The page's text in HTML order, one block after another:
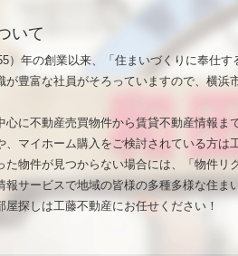
いて
）年の創業以来、「住まいづくりに奉仕
が豊富な社員がそろっていますので、横
に不動産売買物件から賃貸不動産情報ま
マイホーム購入をご検討されている方は
た物件が見つからない場合には、「物件
サービスで地域の皆様の多種多様な住ま
探しは工藤不動産にお任せください！